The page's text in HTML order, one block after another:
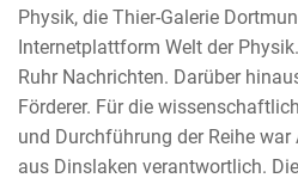
Physik, die Thier-Galerie
Internetplattform Welt der
Ruhr Nachrichten. Darüber
Förderer. Für die
und Durchführung der Reihe war
aus Dinslaken verantwortlich.